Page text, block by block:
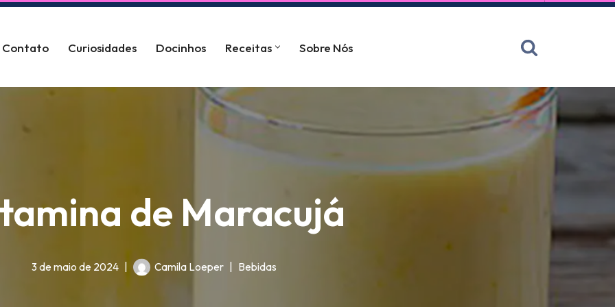
Contato Curiosidades Docinhos Receitas Sobre Nós
de Maracujá
3 de maio de 2024 Camila Loeper Bebidas